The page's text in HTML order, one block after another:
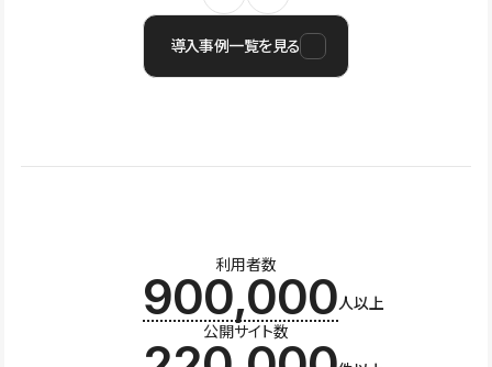
導入事例一覧を見る
利用者数
900,000人以上
公開サイト数